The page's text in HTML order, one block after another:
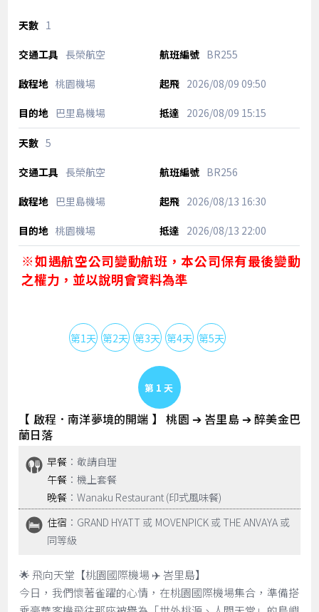
1
長榮航空 BR255
桃園機場 2026/08/09 09:50
巴里島機場 2026/08/09 15:15
5
長榮航空 BR256
巴里島機場 2026/08/13 16:30
桃園機場 2026/08/13 22:00
※如遇航空公司變動航班，本公司保有最後變動
之權力，並以說明會資料為準
第1天 第2天 第3天 第4天 第5天
Day 1
【 啟程．南洋夢境的開端 】 桃園 ➔ 峇里島 ➔ 醉美金巴
蘭日落
早餐 ：敬請自理
午餐 ：機上套餐
晚餐 ：Wanaku Restaurant (印式風味餐)
住宿 ：GRAND HYATT 或 MOVENPICK 或 THE ANVAYA 或
同等級
🌟 飛向天堂【桃園國際機場 ✈️ 峇里島】
今日，我們懷著雀躍的心情，在桃園國際機場集合，準備搭